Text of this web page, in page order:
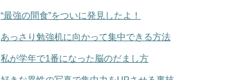
“最強の間食”をついに発見したよ！
あっさり勉強机に向かって集中できる方法
私が学年で1番になった脳のだまし方